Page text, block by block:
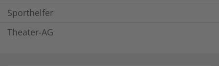
Sporthelfer
Theater-AG